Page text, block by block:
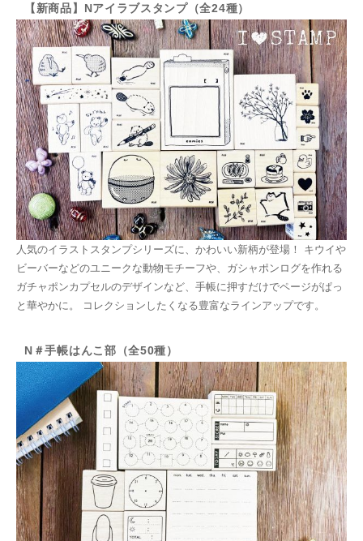
【新商品】Nアイラブスタンプ（全24種）
人気のイラストスタンプシリーズに、かわいい新柄が登場！ キウイや
ビーバーなどのユニークな動物モチーフや、ガシャポンログを作れる
ガチャポンカプセルのデザインなど、手帳に押すだけでページがぱっ
と華やかに。 コレクションしたくなる豊富なラインアップです。
N＃手帳はんこ部（全50種）